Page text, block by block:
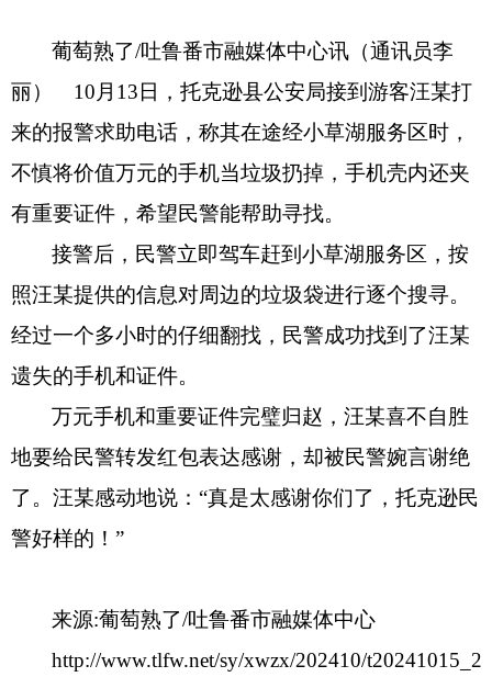
消防救援
重大建设项目批准和实施
公共资源交易和配置
社会公益事业建设
行政执法（事前公示）
行政执法（事后公布）
葡萄熟了/吐鲁番市融媒体中心讯（通讯员李
丽） 10月13日，托克逊县公安局接到游客汪某打
来的报警求助电话，称其在途经小草湖服务区时，
不慎将价值万元的手机当垃圾扔掉，手机壳内还夹
有重要证件，希望民警能帮助寻找。
接警后，民警立即驾车赶到小草湖服务区，按
照汪某提供的信息对周边的垃圾袋进行逐个搜寻。
经过一个多小时的仔细翻找，民警成功找到了汪某
遗失的手机和证件。
万元手机和重要证件完璧归赵，汪某喜不自胜
地要给民警转发红包表达感谢，却被民警婉言谢绝
了。汪某感动地说：“真是太感谢你们了，托克逊民
警好样的！”
来源:葡萄熟了/吐鲁番市融媒体中心
http://www.tlfw.net/sy/xwzx/202410/